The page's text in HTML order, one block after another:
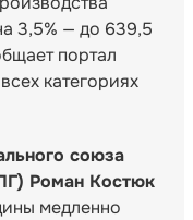
3,5% — до 639,5
портал
категориях
союза
Роман Костюк
медленно